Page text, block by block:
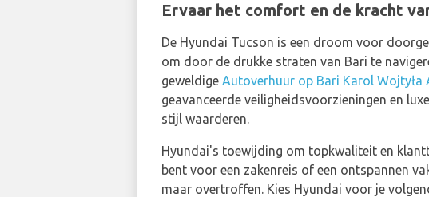
Ervaar het comfort en de kracht
De Hyundai Tucson is een droom voor
om door de drukke straten van Bari te
geweldige Autoverhuur op Bari Karol Wojtyła
geavanceerde veiligheidsvoorzieningen en
stijl waarderen.
Hyundai's toewijding om topkwaliteit en
bent voor een zakenreis of een ontspannen
maar overtroffen. Kies Hyundai voor je